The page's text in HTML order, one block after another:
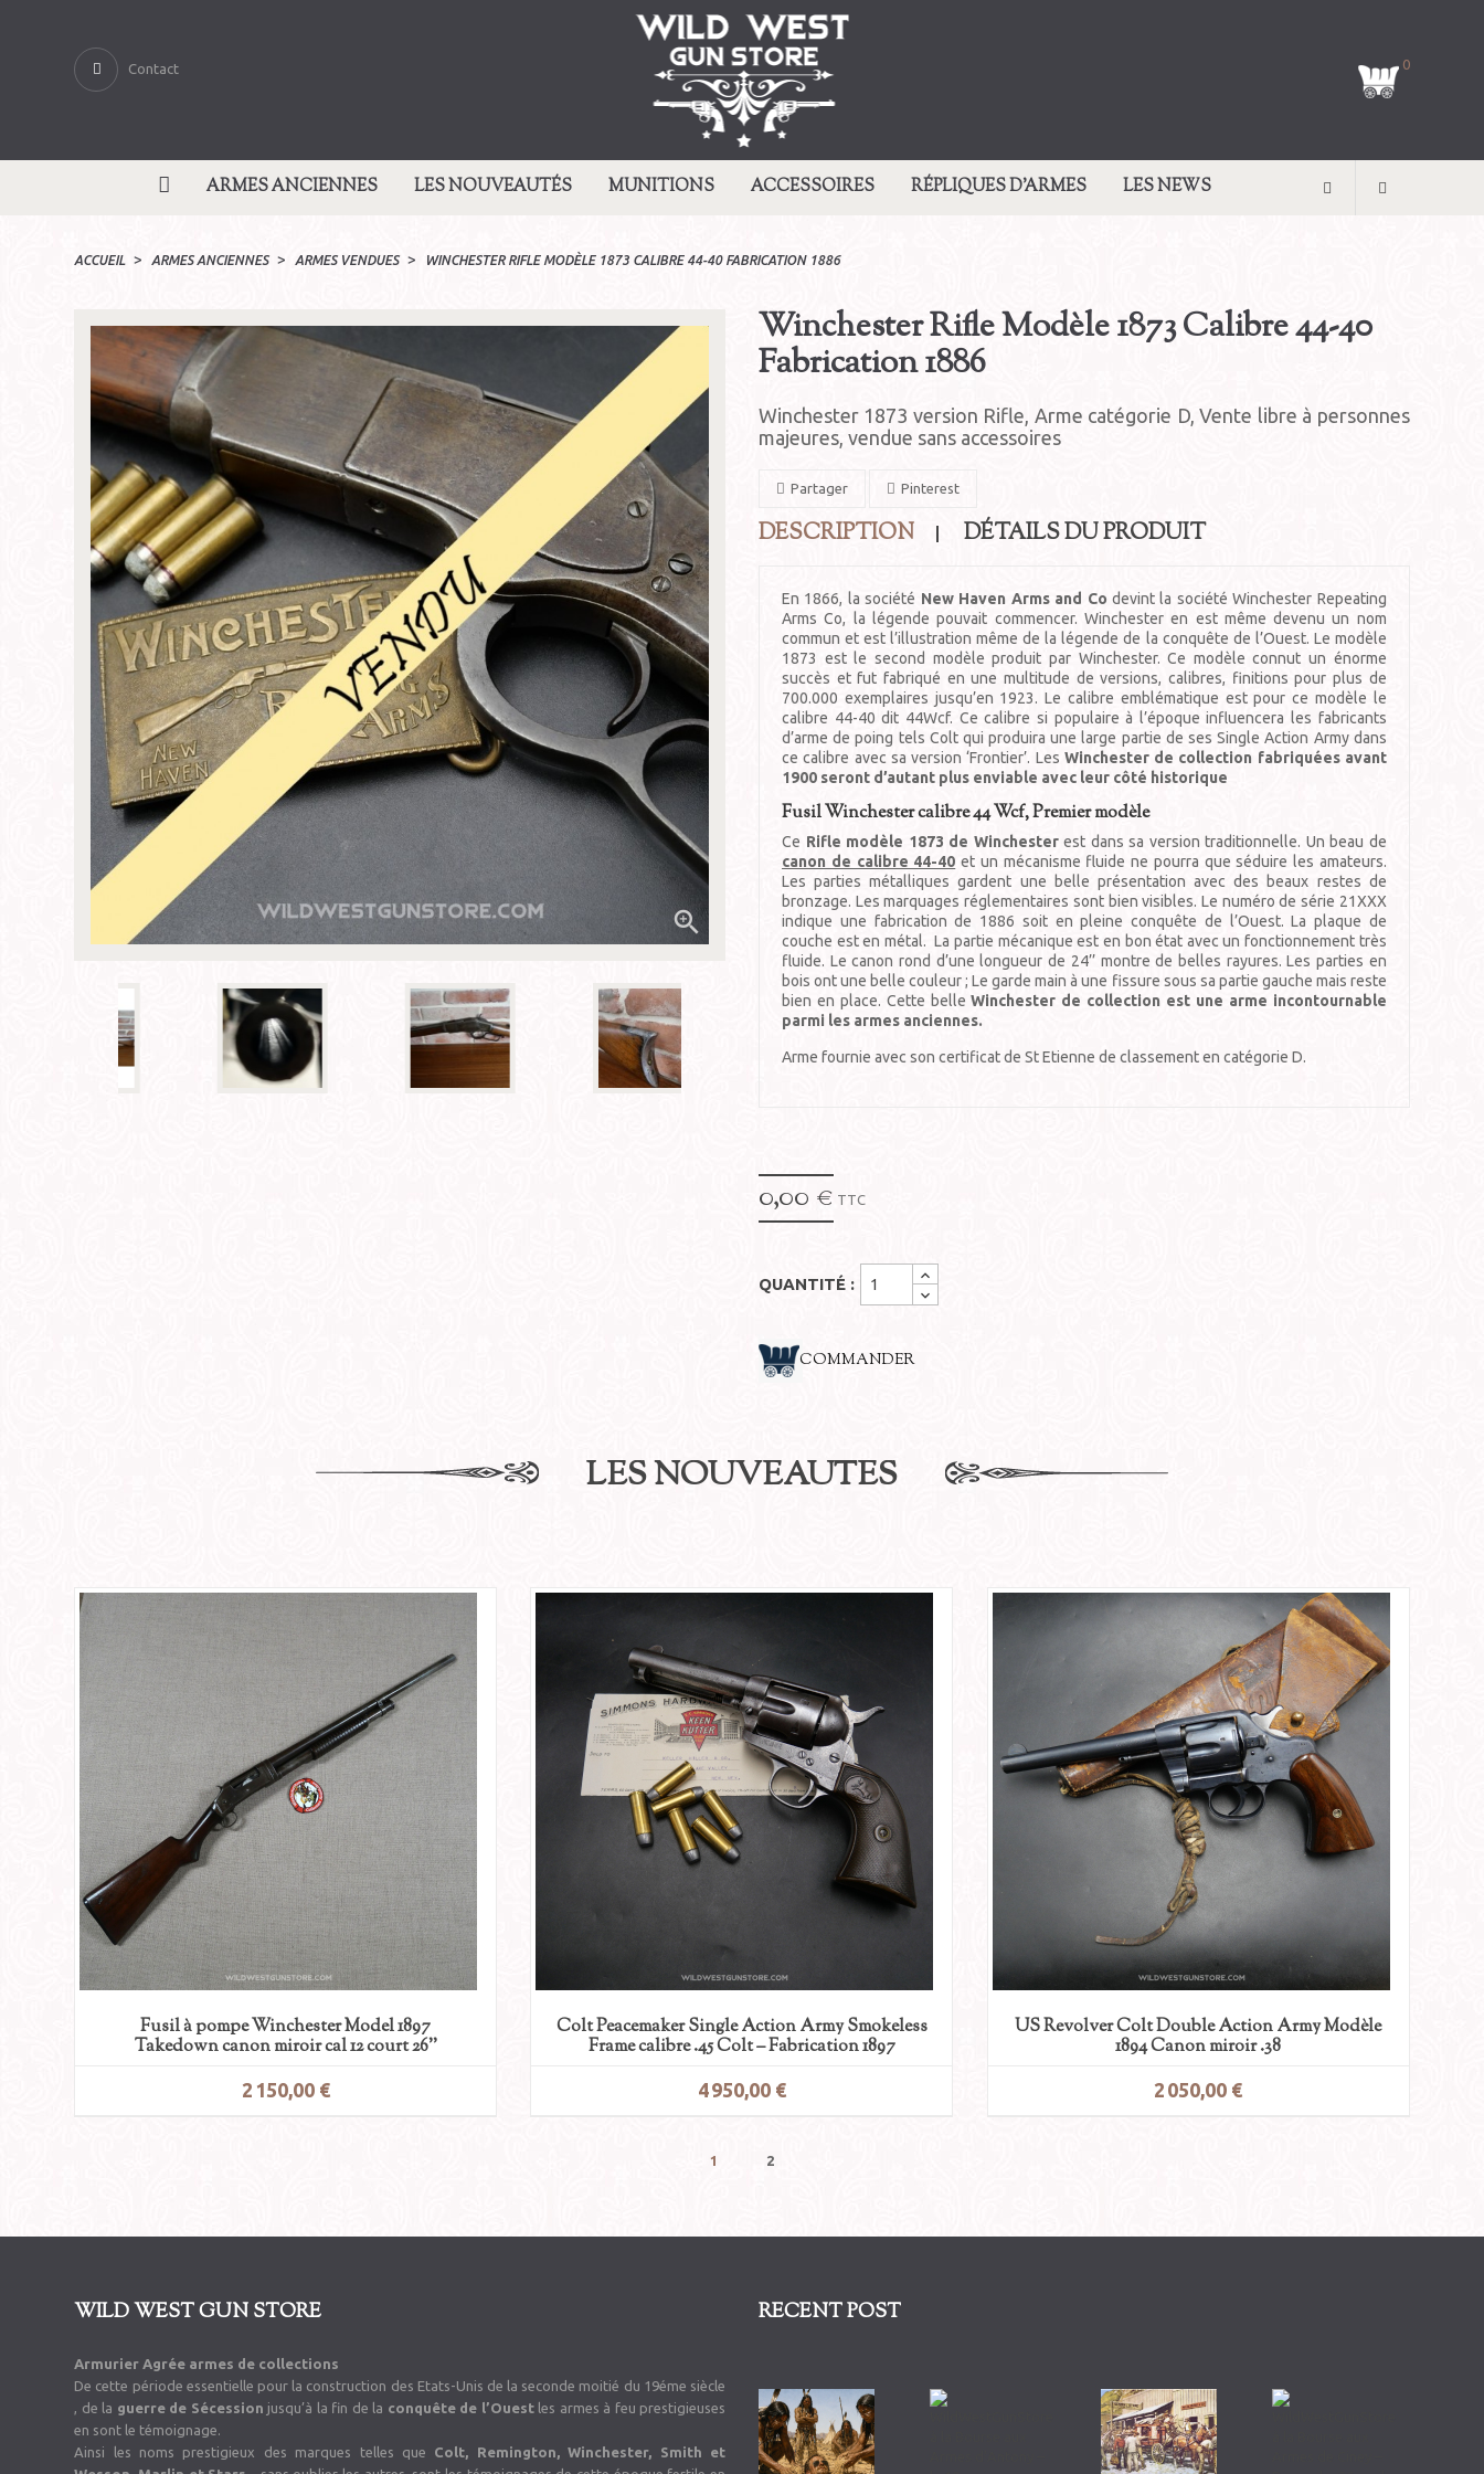
Contact 0
ARMES ANCIENNES LES NOUVEAUTÉS MUNITIONS ACCESSOIRES RÉPLIQUES D’ARMES LES NEWS
ACCUEIL ARMES ANCIENNES ARMES VENDUES WINCHESTER RIFLE MODÈLE 1873 CALIBRE 44-40 FABRICATION 1886

Winchester Rifle Modèle 1873 Calibre 44-40
Fabrication 1886
Winchester 1873 version Rifle, Arme catégorie D, Vente libre à personnes
majeures, vendue sans accessoires
Partager Pinterest
DESCRIPTION DÉTAILS DU PRODUIT
En 1866, la société New Haven Arms and Co devint la société Winchester Repeating
Arms Co, la légende pouvait commencer. Winchester en est même devenu un nom
commun et est l’illustration même de la légende de la conquête de l’Ouest. Le modèle
1873 est le second modèle produit par Winchester. Ce modèle connut un énorme
succès et fut fabriqué en une multitude de versions, calibres, finitions pour plus de
700.000 exemplaires jusqu’en 1923. Le calibre emblématique est pour ce modèle le
calibre 44-40 dit 44Wcf. Ce calibre si populaire à l’époque influencera les fabricants
d’arme de poing tels Colt qui produira une large partie de ses Single Action Army dans
ce calibre avec sa version ‘Frontier’. Les Winchester de collection fabriquées avant
1900 seront d’autant plus enviable avec leur côté historique
Fusil Winchester calibre 44 Wcf, Premier modèle
Ce Rifle modèle 1873 de Winchesterest dans sa version traditionnelle. Un beau de
canon de calibre 44-40 et un mécanisme fluide ne pourra que séduire les amateurs.
Les parties métalliques gardent une belle présentation avec des beaux restes de
bronzage. Les marquages réglementaires sont bien visibles. Le numéro de série 21XXX
indique une fabrication de 1886 soit en pleine conquête de l’Ouest. La plaque de
couche est en métal. La partie mécanique est en bon état avec un fonctionnement très
fluide. Le canon rond d’une longueur de 24’’ montre de belles rayures. Les parties en
bois ont une belle couleur ; Le garde main à une fissure sous sa partie gauche mais reste
bien en place. Cette belleWinchester de collection est une arme incontournable
parmi les armes anciennes.
Arme fournie avec son certificat de St Etienne de classement en catégorie D.
0,00 € TTC
QUANTITÉ :
COMMANDER
LES NOUVEAUTÉS
Fusil à pompe Winchester Model 1897
Takedown canon miroir cal 12 court 26’’
2 150,00 €
Colt Peacemaker Single Action Army Smokeless
Frame calibre .45 Colt – Fabrication 1897
4 950,00 €
US Revolver Colt Double Action Army Modèle
1894 Canon miroir .38
2 050,00 €
WILD WEST GUN STORE
Armurier Agrée armes de collections
De cette période essentielle pour la construction des Etats-Unis de la seconde moitié du 19éme siècle
, de la guerre de Sécession jusqu’à la fin de la conquête de l’Ouestles armes à feu prestigieuses
en sont le témoignage.
Ainsi les noms prestigieux des marques telles que Colt, Remington, Winchester, Smith et
RECENT POST